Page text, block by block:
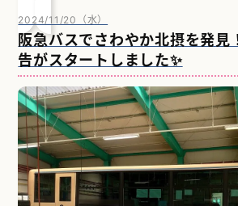
2024/11/20（水）
阪急バスでさわやか北摂を発見
告がスタートしました✨